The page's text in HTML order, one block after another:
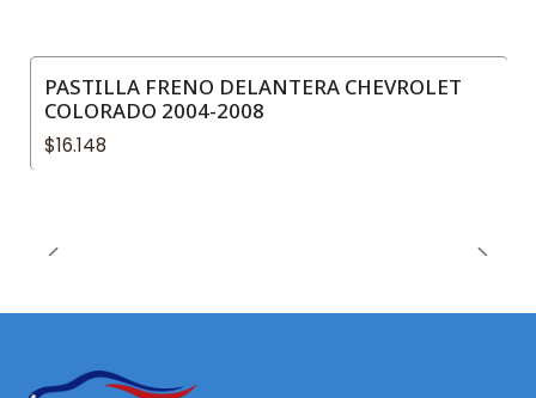
PASTILLA FRENO DELANTERA CHEVROLET
COLORADO 2004-2008
$16.148